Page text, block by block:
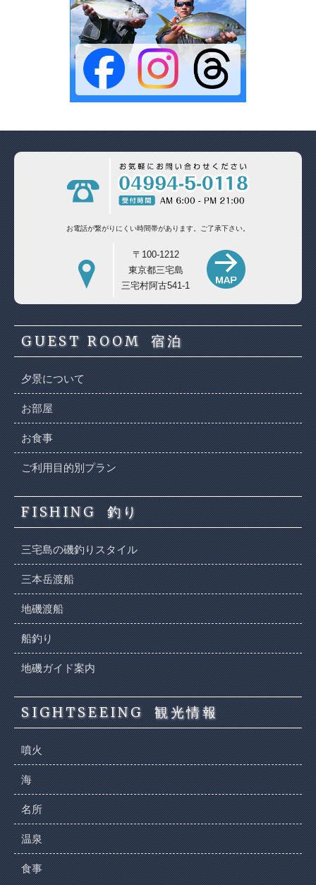
お電話が繋がりにくい時間帯があります。 ご了承下さい。
〒100-1212
東京都三宅島
三宅村阿古541-1
GUEST ROOM 宿泊
夕景について
お部屋
お食事
ご利用目的別プラン
FISHING 釣り
三宅島の磯釣りスタイル
三本岳渡船
地磯渡船
船釣り
地磯ガイド案内
SIGHTSEEING 観光情報
噴火
海
名所
温泉
食事